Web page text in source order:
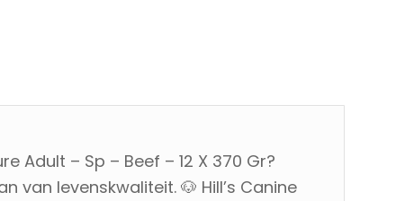
Adult – Sp – Beef – 12 X 370 Gr?
van levenskwaliteit. 🐶 Hill’s Canine